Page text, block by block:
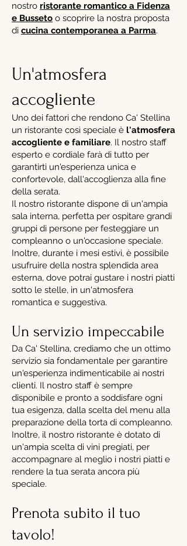
nostro ristorante romantico a Fidenza
e Busseto o scoprire la nostra proposta
di cucina contemporanea a Parma.
Un'atmosfera
accogliente
Uno dei fattori che rendono Ca' Stellina
un ristorante così speciale è l'atmosfera
accogliente e familiare. Il nostro staff
esperto e cordiale farà di tutto per
garantirti un'esperienza unica e
confortevole, dall'accoglienza alla fine
della serata.
Il nostro ristorante dispone di un'ampia
sala interna, perfetta per ospitare grandi
gruppi di persone per festeggiare un
compleanno o un'occasione speciale.
Inoltre, durante i mesi estivi, è possibile
usufruire della nostra splendida area
esterna, dove potrai gustare i nostri piatti
sotto le stelle, in un'atmosfera
romantica e suggestiva.
Un servizio impeccabile
Da Ca' Stellina, crediamo che un ottimo
servizio sia fondamentale per garantire
un'esperienza indimenticabile ai nostri
clienti. Il nostro staff è sempre
disponibile e pronto a soddisfare ogni
tua esigenza, dalla scelta del menu alla
preparazione della torta di compleanno.
Inoltre, il nostro ristorante è dotato di
un'ampia scelta di vini pregiati, per
accompagnare al meglio i nostri piatti e
rendere la tua serata ancora più
speciale.
Prenota subito il tuo
tavolo!